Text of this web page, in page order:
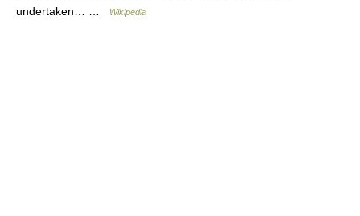
undertaken… …
Wikipedia